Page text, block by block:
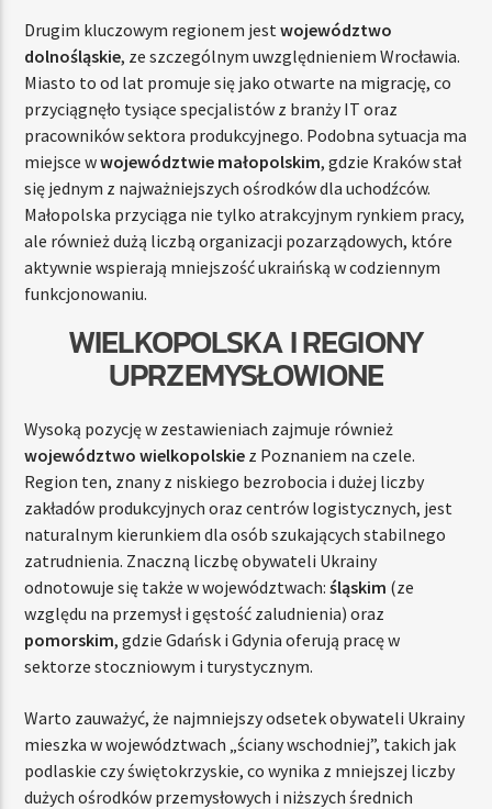
Drugim kluczowym regionem jestwojewództwo
dolnośląskie, ze szczególnym uwzględnieniem Wrocławia.
Miasto to od lat promuje się jako otwarte na migrację, co
przyciągnęło tysiące specjalistów z branży IT oraz
pracowników sektora produkcyjnego. Podobna sytuacja ma
miejsce wwojewództwie małopolskim, gdzie Kraków stał
się jednym z najważniejszych ośrodków dla uchodźców.
Małopolska przyciąga nie tylko atrakcyjnym rynkiem pracy,
ale również dużą liczbą organizacji pozarządowych, które
aktywnie wspierają mniejszość ukraińską w codziennym
funkcjonowaniu.
WIELKOPOLSKA I REGIONY
UPRZEMYSŁOWIONE
Wysoką pozycję w zestawieniach zajmuje również
województwo wielkopolskie z Poznaniem na czele.
Region ten, znany z niskiego bezrobocia i dużej liczby
zakładów produkcyjnych oraz centrów logistycznych, jest
naturalnym kierunkiem dla osób szukających stabilnego
zatrudnienia. Znaczną liczbę obywateli Ukrainy
odnotowuje się także w województwach:śląskim (ze
względu na przemysł i gęstość zaludnienia) oraz
pomorskim, gdzie Gdańsk i Gdynia oferują pracę w
sektorze stoczniowym i turystycznym.
Warto zauważyć, że najmniejszy odsetek obywateli Ukrainy
mieszka w województwach „ściany wschodniej”, takich jak
podlaskie czy świętokrzyskie, co wynika z mniejszej liczby
dużych ośrodków przemysłowych i niższych średnich